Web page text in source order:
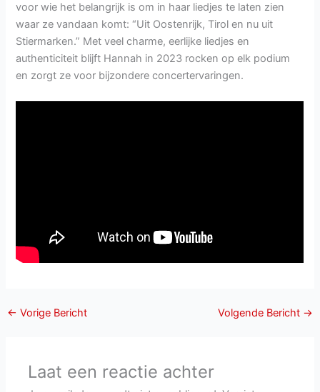
voor wie het belangrijk is om in haar liedjes te laten zien
waar ze vandaan komt: “Uit Oostenrijk, Tirol en nu uit
Stiermarken.” Met veel charme, eerlijke liedjes en
authenticiteit blijft Hannah in 2023 rocken op elk podium
en zorgt ze voor bijzondere concertervaringen.
← Vorige Bericht Volgende Bericht →
Laat een reactie achter